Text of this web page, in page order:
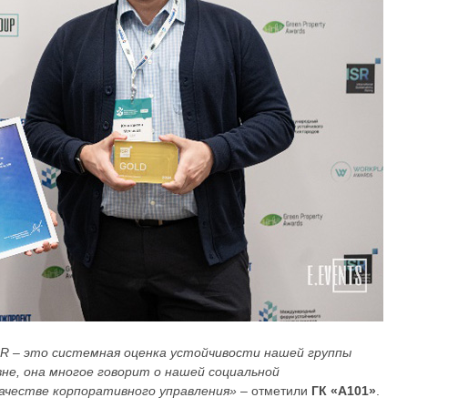
– это системная оценка устойчивости нашей группы
она многое говорит о нашей социальной
корпоративного управления» – отметили ГК «А101»